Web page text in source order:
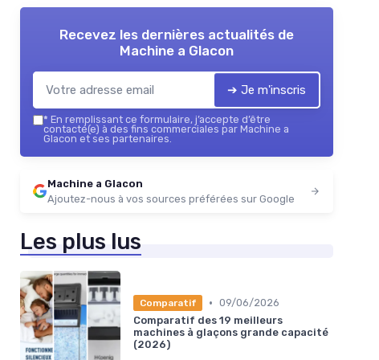
Recevez les dernières actualités de
Machine a Glacon
➔ Je m'inscris
* En remplissant ce formulaire, j’accepte d’être
contacté(e) à des fins commerciales par Machine a
Glacon et ses partenaires.
Machine a Glacon
Ajoutez-nous à vos sources préférées sur Google
Les plus lus
Comparatif • 09/06/2026
Comparatif des 19 meilleurs
machines à glaçons grande capacité
(2026)